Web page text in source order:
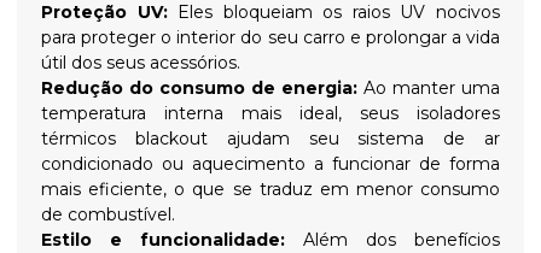
Proteção UV:Eles bloqueiam os raios UV nocivos
para proteger o interior do seu carro e prolongar a vida
útil dos seus acessórios.
Redução do consumo de energia: Ao manter uma
temperatura interna mais ideal, seus isoladores
térmicos blackout ajudam seu sistema de ar
condicionado ou aquecimento a funcionar de forma
mais eficiente, o que se traduz em menor consumo
de combustível.
Estilo e funcionalidade: Além dos benefícios